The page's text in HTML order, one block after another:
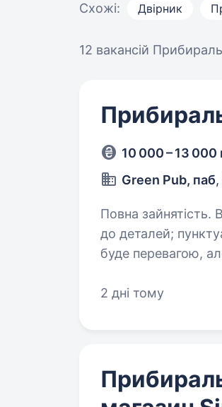
Схожі: Двірник
12 вакансій
10 000 – 13 000
Green Pub, паб
Повна зайнятість. Вимоги: охайність та відповідальність; уважність
до деталей; пунктуальність; бажання працювати в команді; досвід роботи
2 дні тому